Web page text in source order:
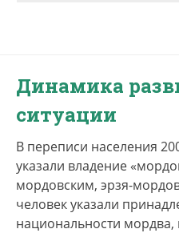
Динамика
ситуации
В переписи населения
указали владение
мордовским, эрзя-
человек указали
национальности мордва,